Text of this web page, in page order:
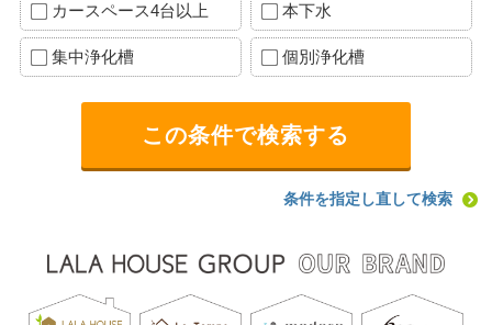
カースペース4台以上 本下水
集中浄化槽 個別浄化槽
条件を指定し直して検索